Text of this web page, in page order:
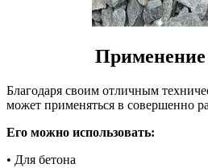
Благодаря своим отличным
может применяться в совершенно
Его можно использовать:
• Для бетона